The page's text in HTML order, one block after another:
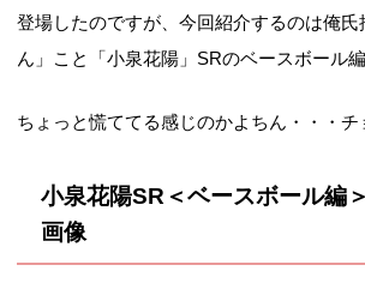
登場したのですが、今回紹介するのは俺氏
ん」こと「小泉花陽」SRのベースボール編
ちょっと慌ててる感じのかよちん・・・
小泉花陽SR＜ベースボール編
画像